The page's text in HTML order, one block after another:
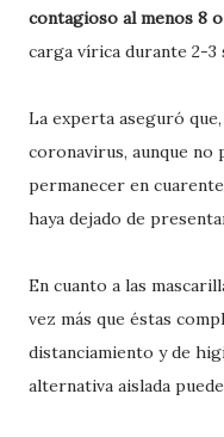
contagioso al menos 8
carga vírica durante 2-3
La experta aseguró
coronavirus, aunque no
permanecer en
haya dejado de
En cuanto a las
vez más que éstas
distanciamiento y de
alternativa aislada